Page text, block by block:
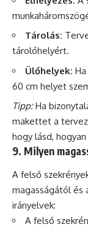
Tárolás:
tárolóhelyért.
Ülőhelyek:
60 cm helyet
Tipp:Ha
makettet a
hogy lásd,
9. Milyen
A felső
magasságától és
irányelvek:
A felső